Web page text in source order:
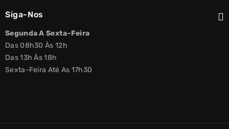
Siga-Nos
Segunda A Sexta-Feira
Das 08h30 Às 12h
Das 13h Às 18h
Sexta-Feira Até As 17h30